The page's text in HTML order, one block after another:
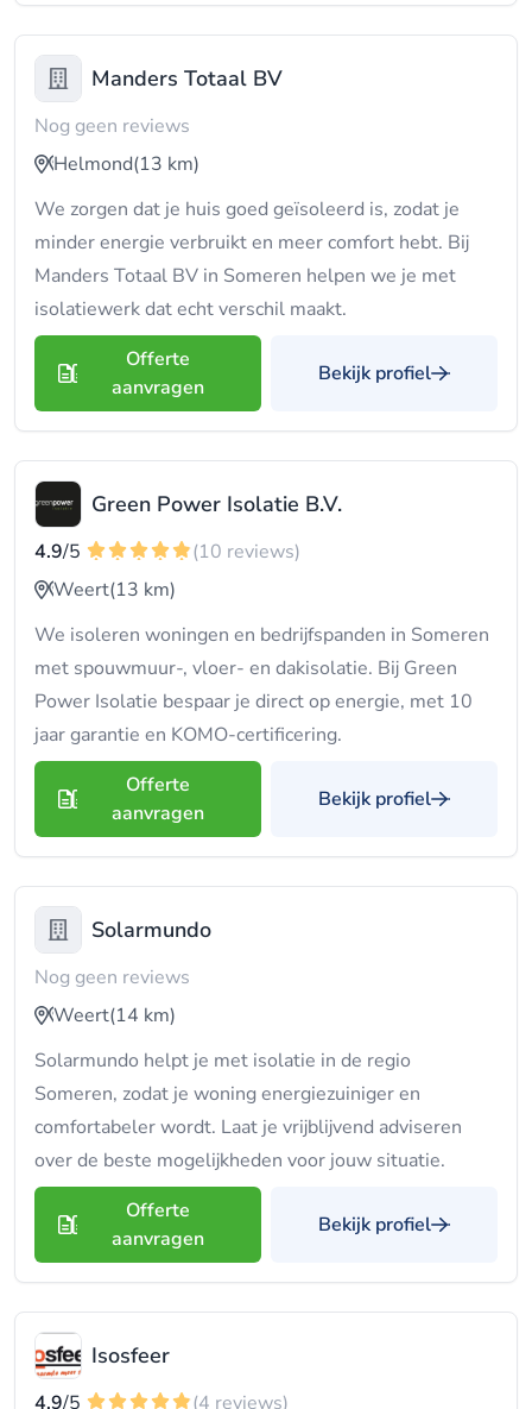
Manders Totaal BV
Nog geen reviews
Helmond(13 km)
We zorgen dat je huis goed geïsoleerd is, zodat je
minder energie verbruikt en meer comfort hebt. Bij
Manders Totaal BV in Someren helpen we je met
isolatiewerk dat echt verschil maakt.
Offerte
aanvragen
Bekijk profiel
Green Power Isolatie B.V.
4.9/5
(10 reviews)
Weert(13 km)
We isoleren woningen en bedrijfspanden in Someren
met spouwmuur-, vloer- en dakisolatie. Bij Green
Power Isolatie bespaar je direct op energie, met 10
jaar garantie en KOMO-certificering.
Offerte
aanvragen
Bekijk profiel
Solarmundo
Nog geen reviews
Weert(14 km)
Solarmundo helpt je met isolatie in de regio
Someren, zodat je woning energiezuiniger en
comfortabeler wordt. Laat je vrijblijvend adviseren
over de beste mogelijkheden voor jouw situatie.
Offerte
aanvragen
Bekijk profiel
Isosfeer
4.9/5 (4 reviews)